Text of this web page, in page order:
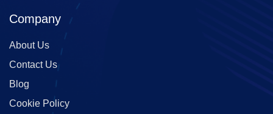
Company
About Us
Contact Us
Blog
Cookie Policy